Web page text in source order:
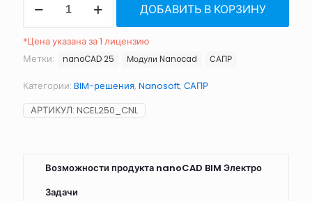
товара
BIM
Электро
26
ДОБАВИТЬ В КОРЗИНУ
*Цена указана за 1 лицензию
Метки:
nanoCAD 25 Модули Nanocad САПР
Категории: BIM-решения, Nanosoft, САПР
АРТИКУЛ: NCEL250_CNL
Возможности продукта nanoCAD BIM Электро
Задачи